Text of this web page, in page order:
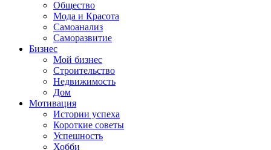
Общество
Мода и Красота
Самоанализ
Саморазвитие
Бизнес
Мой бизнес
Строительство
Недвижимость
Дом
Мотивация
Истории успеха
Короткие советы
Успешность
Хобби